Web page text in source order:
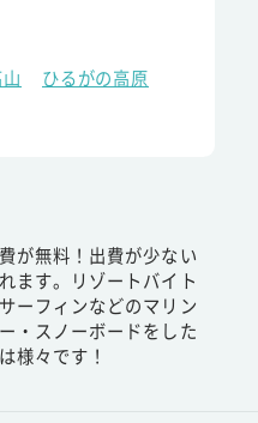
ひるがの高原
が無料！出費が少ない
ます。リゾートバイト
ーフィンなどのマリン
・スノーボードをした
様々です！